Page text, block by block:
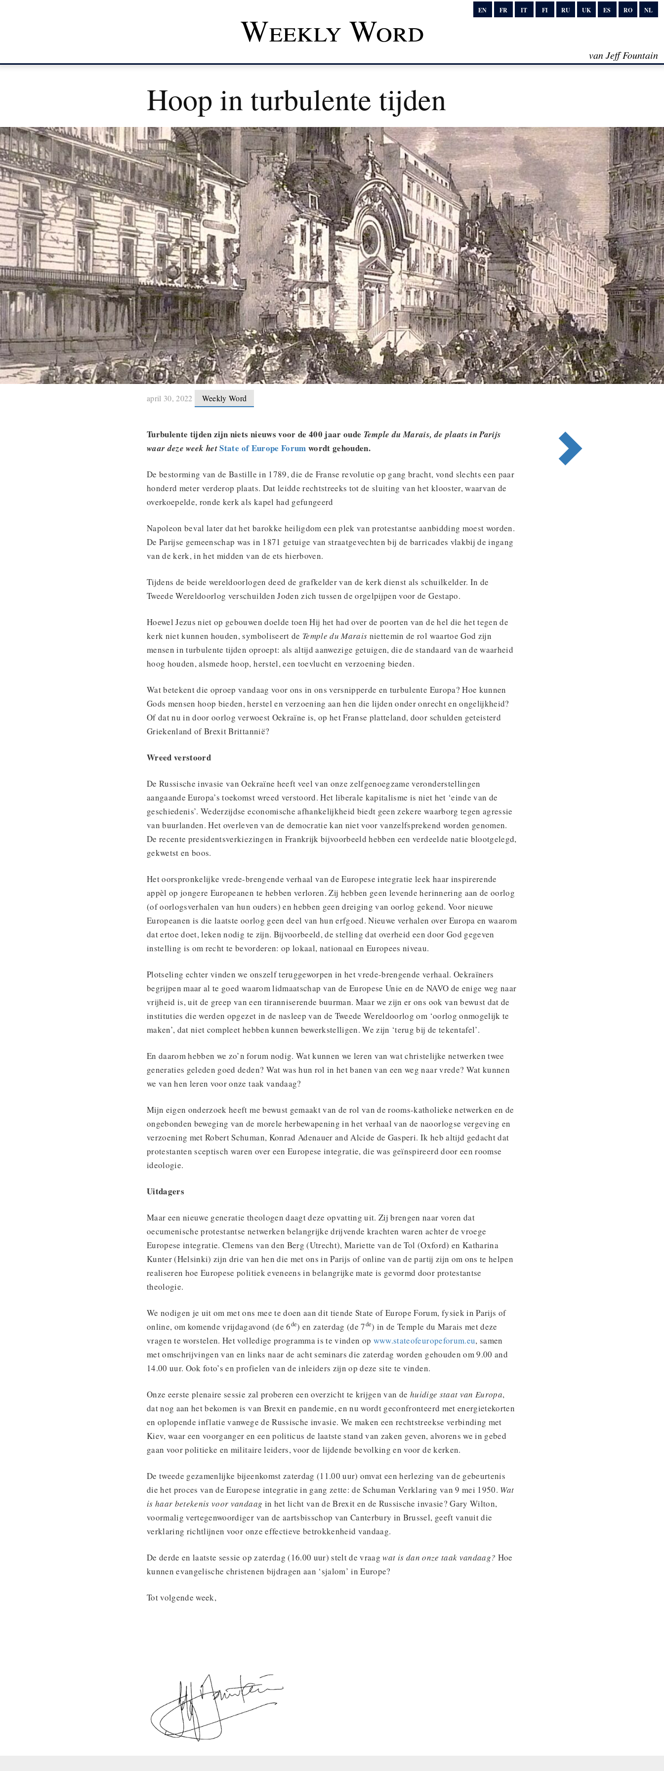
EN FR IT FI RU UK ES RO NL
Weekly Word
van Jeff Fountain
Hoop in turbulente tijden
april 30, 2022 Weekly Word
Turbulente tijden zijn niets nieuws voor de 400 jaar oude Temple du Marais, de plaats in Parijs
waar deze week hetState of Europe Forum wordt gehouden.
De bestorming van de Bastille in 1789, die de Franse revolutie op gang bracht, vond slechts een paar
honderd meter verderop plaats. Dat leidde rechtstreeks tot de sluiting van het klooster, waarvan de
overkoepelde, ronde kerk als kapel had gefungeerd
Napoleon beval later dat het barokke heiligdom een plek van protestantse aanbidding moest worden.
De Parijse gemeenschap was in 1871 getuige van straatgevechten bij de barricades vlakbij de ingang
van de kerk, in het midden van de ets hierboven.
Tijdens de beide wereldoorlogen deed de grafkelder van de kerk dienst als schuilkelder. In de
Tweede Wereldoorlog verschuilden Joden zich tussen de orgelpijpen voor de Gestapo.
Hoewel Jezus niet op gebouwen doelde toen Hij het had over de poorten van de hel die het tegen de
kerk niet kunnen houden, symboliseert de Temple du Marais niettemin de rol waartoe God zijn
mensen in turbulente tijden oproept: als altijd aanwezige getuigen, die de standaard van de waarheid
hoog houden, alsmede hoop, herstel, een toevlucht en verzoening bieden.
Wat betekent die oproep vandaag voor ons in ons versnipperde en turbulente Europa? Hoe kunnen
Gods mensen hoop bieden, herstel en verzoening aan hen die lijden onder onrecht en ongelijkheid?
Of dat nu in door oorlog verwoest Oekraïne is, op het Franse platteland, door schulden geteisterd
Griekenland of Brexit Brittannië?
Wreed verstoord
De Russische invasie van Oekraïne heeft veel van onze zelfgenoegzame veronderstellingen
aangaande Europa’s toekomst wreed verstoord. Het liberale kapitalisme is niet het ‘einde van de
geschiedenis’. Wederzijdse economische afhankelijkheid biedt geen zekere waarborg tegen agressie
van buurlanden. Het overleven van de democratie kan niet voor vanzelfsprekend worden genomen.
De recente presidentsverkiezingen in Frankrijk bijvoorbeeld hebben een verdeelde natie blootgelegd,
gekwetst en boos.
Het oorspronkelijke vrede-brengende verhaal van de Europese integratie leek haar inspirerende
appèl op jongere Europeanen te hebben verloren. Zij hebben geen levende herinnering aan de oorlog
(of oorlogsverhalen van hun ouders) en hebben geen dreiging van oorlog gekend. Voor nieuwe
Europeanen is die laatste oorlog geen deel van hun erfgoed. Nieuwe verhalen over Europa en waarom
dat ertoe doet, leken nodig te zijn. Bijvoorbeeld, de stelling dat overheid een door God gegeven
instelling is om recht te bevorderen: op lokaal, nationaal en Europees niveau.
Plotseling echter vinden we onszelf teruggeworpen in het vrede-brengende verhaal. Oekraïners
begrijpen maar al te goed waarom lidmaatschap van de Europese Unie en de NAVO de enige weg naar
vrijheid is, uit de greep van een tiranniserende buurman. Maar we zijn er ons ook van bewust dat de
instituties die werden opgezet in de nasleep van de Tweede Wereldoorlog om ‘oorlog onmogelijk te
maken’, dat niet compleet hebben kunnen bewerkstelligen. We zijn ‘terug bij de tekentafel’.
En daarom hebben we zo’n forum nodig. Wat kunnen we leren van wat christelijke netwerken twee
generaties geleden goed deden? Wat was hun rol in het banen van een weg naar vrede? Wat kunnen
we van hen leren voor onze taak vandaag?
Mijn eigen onderzoek heeft me bewust gemaakt van de rol van de rooms-katholieke netwerken en de
ongebonden beweging van de morele herbewapening in het verhaal van de naoorlogse vergeving en
verzoening met Robert Schuman, Konrad Adenauer and Alcide de Gasperi. Ik heb altijd gedacht dat
protestanten sceptisch waren over een Europese integratie, die was geïnspireerd door een roomse
ideologie.
Uitdagers
Maar een nieuwe generatie theologen daagt deze opvatting uit. Zij brengen naar voren dat
oecumenische protestantse netwerken belangrijke drijvende krachten waren achter de vroege
Europese integratie. Clemens van den Berg (Utrecht), Mariette van de Tol (Oxford) en Katharina
Kunter (Helsinki) zijn drie van hen die met ons in Parijs of online van de partij zijn om ons te helpen
realiseren hoe Europese politiek eveneens in belangrijke mate is gevormd door protestantse
theologie.
We nodigen je uit om met ons mee te doen aan dit tiende State of Europe Forum, fysiek in Parijs of
online, om komende vrijdagavond (de 6de) en zaterdag (de 7de) in de Temple du Marais met deze
vragen te worstelen. Het volledige programma is te vinden op www.stateofeuropeforum.eu, samen
met omschrijvingen van en links naar de acht seminars die zaterdag worden gehouden om 9.00 and
14.00 uur. Ook foto’s en profielen van de inleiders zijn op deze site te vinden.
Onze eerste plenaire sessie zal proberen een overzicht te krijgen van de huidige staat van Europa,
dat nog aan het bekomen is van Brexit en pandemie, en nu wordt geconfronteerd met energietekorten
en oplopende inflatie vanwege de Russische invasie. We maken een rechtstreekse verbinding met
Kiev, waar een voorganger en een politicus de laatste stand van zaken geven, alvorens we in gebed
gaan voor politieke en militaire leiders, voor de lijdende bevolking en voor de kerken.
De tweede gezamenlijke bijeenkomst zaterdag (11.00 uur) omvat een herlezing van de gebeurtenis
die het proces van de Europese integratie in gang zette: de Schuman Verklaring van 9 mei 1950. Wat
is haar betekenis voor vandaag in het licht van de Brexit en de Russische invasie? Gary Wilton,
voormalig vertegenwoordiger van de aartsbisschop van Canterbury in Brussel, geeft vanuit die
verklaring richtlijnen voor onze effectieve betrokkenheid vandaag.
De derde en laatste sessie op zaterdag (16.00 uur) stelt de vraagwat is dan onze taak vandaag? Hoe
kunnen evangelische christenen bijdragen aan ‘sjalom’ in Europe?
Tot volgende week,